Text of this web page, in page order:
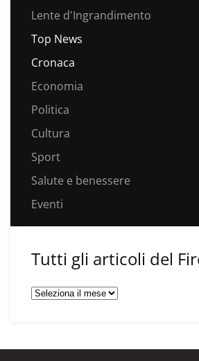
Lente d'Ingrandimento
Top News
Cronaca
Economia
Politica
Cultura
Sport
Salute e benessere
Eventi
Tutti gli articoli del
Tutti